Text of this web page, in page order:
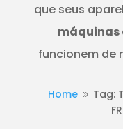
que seus
máquinas
funcionem de
Home 9 Tag: